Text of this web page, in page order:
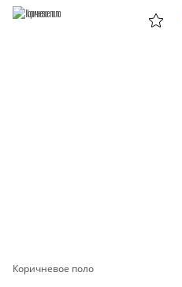
Коричневое поло